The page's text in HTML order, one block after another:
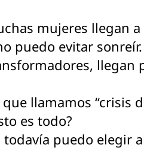
mujeres llegan
puedo evitar
llegan
que llamamos “crisis
es todo?
todavía puedo elegir